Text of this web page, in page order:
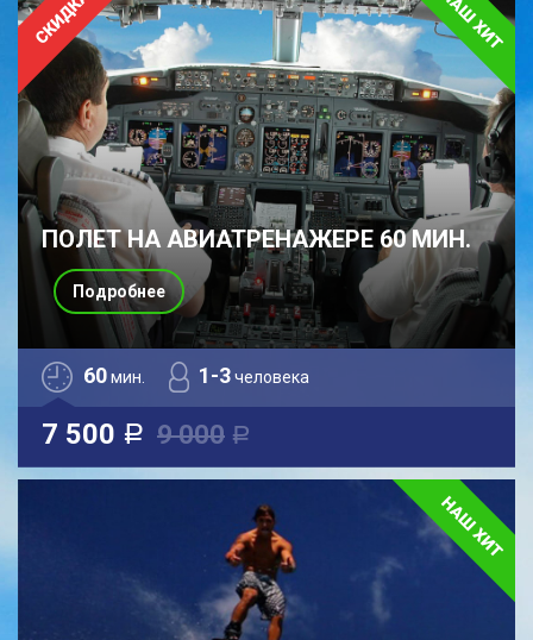
ПОЛЕТ НА АВИАТРЕНАЖЕРЕ 60 МИН.
60мин. 1-3человека
7 500 a 9 000 a
Подробнее